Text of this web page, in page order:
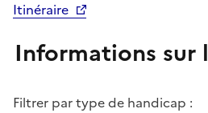
Itinéraire
Informations sur
Filtrer par type de handicap :